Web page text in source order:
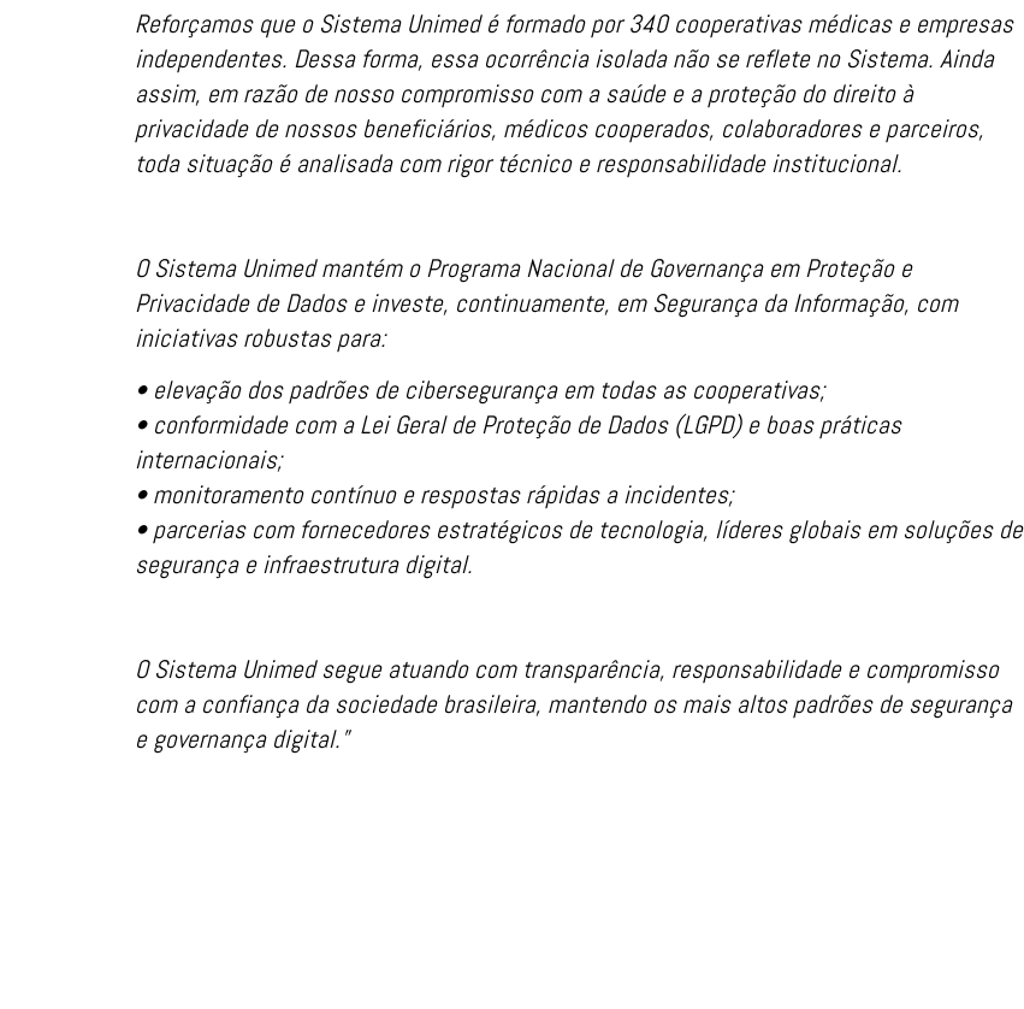
Reforçamos que o Sistema Unimed é formado por 340 cooperativas médicas e empresas
independentes. Dessa forma, essa ocorrência isolada não se reflete no Sistema. Ainda
assim, em razão de nosso compromisso com a saúde e a proteção do direito à
privacidade de nossos beneficiários, médicos cooperados, colaboradores e parceiros,
toda situação é analisada com rigor técnico e responsabilidade institucional.
O Sistema Unimed mantém o Programa Nacional de Governança em Proteção e
Privacidade de Dados e investe, continuamente, em Segurança da Informação, com
iniciativas robustas para:
• elevação dos padrões de cibersegurança em todas as cooperativas;
• conformidade com a Lei Geral de Proteção de Dados (LGPD) e boas práticas
internacionais;
• monitoramento contínuo e respostas rápidas a incidentes;
• parcerias com fornecedores estratégicos de tecnologia, líderes globais em soluções de
segurança e infraestrutura digital.
O Sistema Unimed segue atuando com transparência, responsabilidade e compromisso
com a confiança da sociedade brasileira, mantendo os mais altos padrões de segurança
e governança digital.”